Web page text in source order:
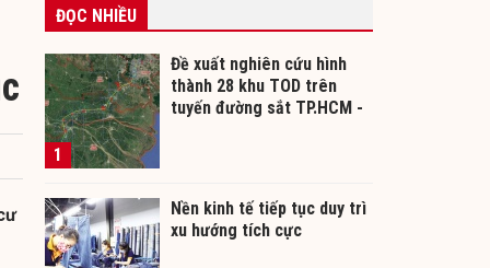
ĐỌC NHIỀU
1
Đề xuất nghiên cứu hình
thành 28 khu TOD trên
tuyến đường sắt TP.HCM -
Nền kinh tế tiếp tục duy trì
xu hướng tích cực